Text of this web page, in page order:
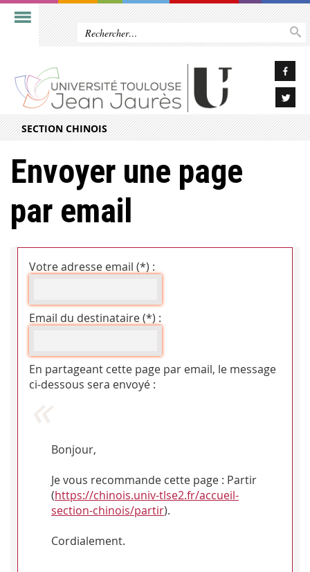
SECTION CHINOIS
Envoyer une page
par email
Votre adresse email (*) :
Email du destinataire (*) :
En partageant cette page par email, le message
ci-dessous sera envoyé :
Bonjour,
Je vous recommande cette page : Partir
(https://chinois.univ-tlse2.fr/accueil-
section-chinois/partir).
Cordialement.